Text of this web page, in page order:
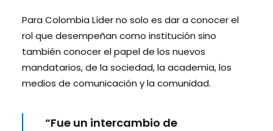
Para Colombia Líder no solo es dar a conocer el
rol que desempeñan como institución sino
también conocer el papel de los nuevos
mandatarios, de la sociedad, la academia, los
medios de comunicación y la comunidad.
“Fue un intercambio de